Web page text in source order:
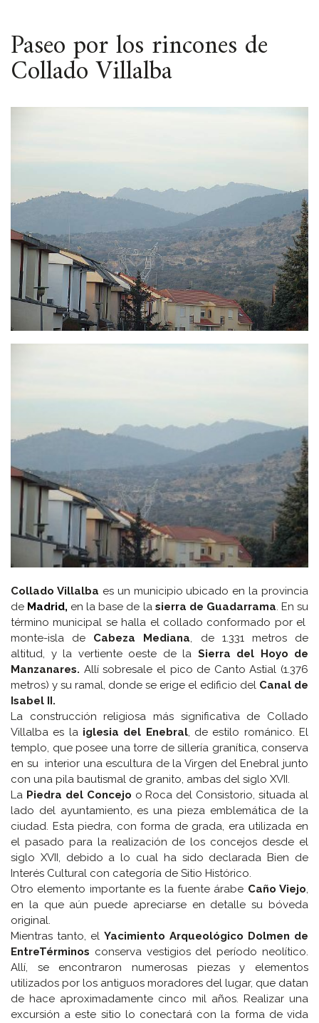
ESPACIO
Paseo por los rincones de
Collado Villalba
Collado Villalba es un municipio ubicado en la provincia
de Madrid, en la base de la sierra de Guadarrama. En su
término municipal se halla el collado conformado por el
monte-isla de Cabeza Mediana, de 1.331 metros de
altitud, y la vertiente oeste de la Sierra del Hoyo de
Manzanares. Allí sobresale el pico de Canto Astial (1.376
metros) y su ramal, donde se erige el edificio del Canal de
Isabel II.
La construcción religiosa más significativa de Collado
Villalba es la iglesia del Enebral, de estilo románico. El
templo, que posee una torre de sillería granítica, conserva
en su interior una escultura de la Virgen del Enebral junto
con una pila bautismal de granito, ambas del siglo XVII.
La Piedra del Concejo o Roca del Consistorio, situada al
lado del ayuntamiento, es una pieza emblemática de la
ciudad. Esta piedra, con forma de grada, era utilizada en
el pasado para la realización de los concejos desde el
siglo XVII, debido a lo cual ha sido declarada Bien de
Interés Cultural con categoría de Sitio Histórico.
Otro elemento importante es la fuente árabe Caño Viejo,
en la que aún puede apreciarse en detalle su bóveda
original.
Mientras tanto, el Yacimiento Arqueológico Dolmen de
EntreTérminos conserva vestigios del período neolítico.
Allí, se encontraron numerosas piezas y elementos
utilizados por los antiguos moradores del lugar, que datan
de hace aproximadamente cinco mil años. Realizar una
excursión a este sitio lo conectará con la forma de vida